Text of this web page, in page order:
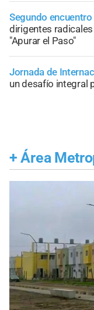
Segundo
dirigentes
"Apurar el Paso"
Jornada de
un desafío integral
+ Área